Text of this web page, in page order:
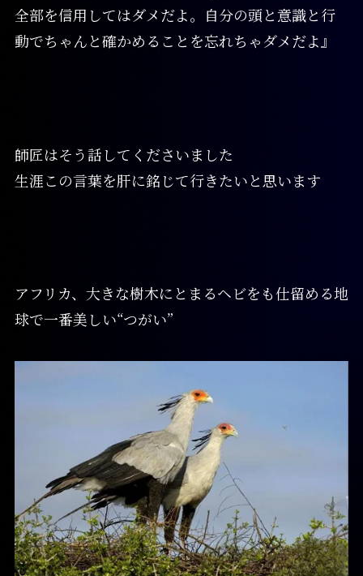
全部を信用してはダメだよ。自分の頭と意識と行
動でちゃんと確かめることを忘れちゃダメだよ』
師匠はそう話してくださいました
生涯この言葉を肝に銘じて行きたいと思います
アフリカ、大きな樹木にとまるヘビをも仕留める地
球で一番美しい“つがい”